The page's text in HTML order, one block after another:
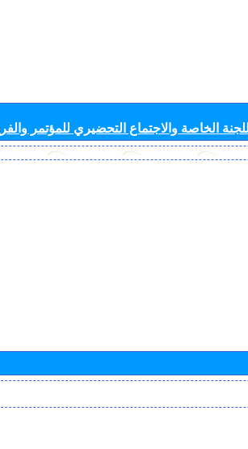
الخاصة والاجتماع التحضيري للمؤتمر